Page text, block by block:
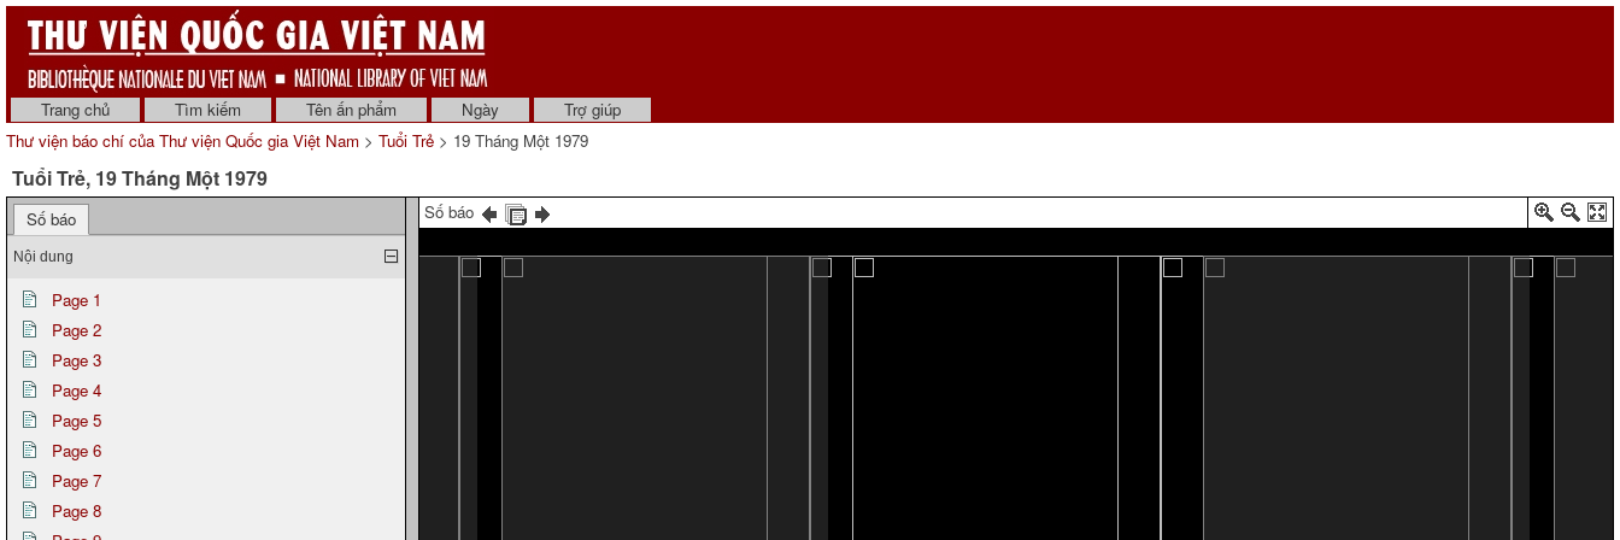
Trang chủ Tìm kiếm Tên ấn phẩm Ngày
Trợ giúp
Thư viện báo chí của Thư viện Quốc gia Việt Nam > Tuổi Trẻ > 19 Tháng Một 1979
Tuổi Trẻ, 19 Tháng Một 1979
Số báo
Nội dung
Page 1
Page 2
Page 3
Page 4
Page 5
Page 6
Page 7
Page 8
Số báo